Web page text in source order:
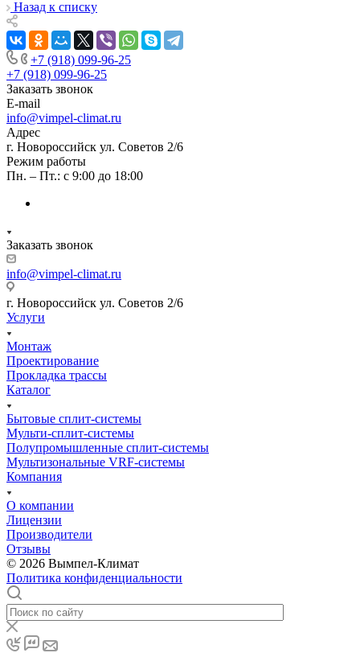
Назад к списку
+7 (918) 099-96-25
+7 (918) 099-96-25
Заказать звонок
E-mail
info@vimpel-climat.ru
Адрес
г. Новороссийск ул. Советов 2/6
Режим работы
Пн. – Пт.: с 9:00 до 18:00
Заказать звонок
info@vimpel-climat.ru
г. Новороссийск ул. Советов 2/6
Услуги
Монтаж
Проектирование
Прокладка трассы
Каталог
Бытовые сплит-системы
Мульти-сплит-системы
Полупромышленные сплит-системы
Мультизональные VRF-системы
Компания
О компании
Лицензии
Производители
Отзывы
© 2026 Вымпел-Климат
Политика конфиденциальности